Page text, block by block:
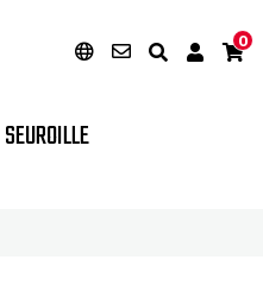
0
SEUROILLE